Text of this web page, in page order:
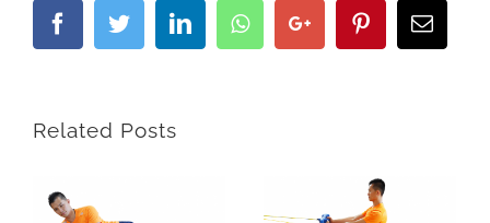
FacebookTwitterLinkedInWhatsappGoogle+ PinterestEmail
Related Posts